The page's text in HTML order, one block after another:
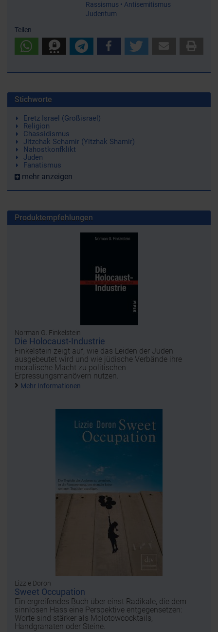
Rassismus • Antisemitismus
Judentum
Teilen
Stichworte
Eretz Israel (Großisrael)
Religion
Chassidismus
Jitzchak Schamir (Yitzhak Shamir)
Nahostkonfklikt
Juden
Fanatismus
mehr anzeigen
Produktempfehlungen
Norman G. Finkelstein
Die Holocaust-Industrie
Finkelstein zeigt auf, wie das Leiden der Juden
ausgebeutet wird und wie jüdische Verbände ihre
moralische Macht zu politischen
Erpressungsmanövern nutzen.
Mehr Informationen
Lizzie Doron
Sweet Occupation
Ein ergreifendes Buch über einst Radikale, die dem
sinnlosen Hass eine Perspektive entgegensetzen:
Worte sind stärker als Molotowcocktails,
Handgranaten oder Steine.